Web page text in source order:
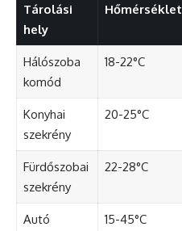
Tárolási
hely
Hőmérséklet
Hálószoba
komód
18-22°C
Konyhai
szekrény
20-25°C
Fürdőszobai
szekrény
22-28°C
Autó
15-45°C